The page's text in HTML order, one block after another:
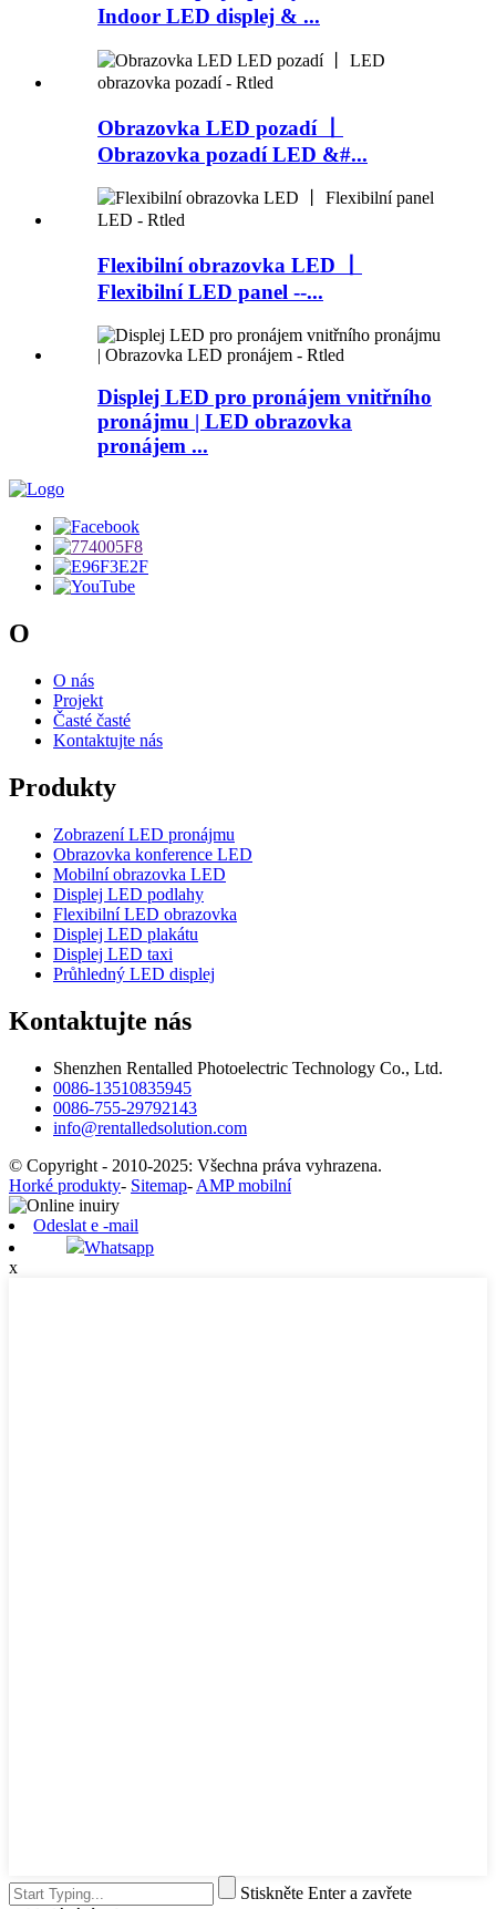
Indoor LED displej & ...
Obrazovka LED pozadí 丨
Obrazovka pozadí LED &#...
Flexibilní obrazovka LED 丨
Flexibilní LED panel --...
Displej LED pro pronájem vnitřního
pronájmu | LED obrazovka
pronájem ...
O
O nás
Projekt
Časté časté
Kontaktujte nás
Produkty
Zobrazení LED pronájmu
Obrazovka konference LED
Mobilní obrazovka LED
Displej LED podlahy
Flexibilní LED obrazovka
Displej LED plakátu
Displej LED taxi
Průhledný LED displej
Kontaktujte nás
Shenzhen Rentalled Photoelectric Technology Co., Ltd.
0086-13510835945
0086-755-29792143
info@rentalledsolution.com
© Copyright - 2010-2025: Všechna práva vyhrazena.
Horké produkty- Sitemap- AMP mobilní
Odeslat e -mail
Whatsapp
x
Stiskněte Enter a zavřete